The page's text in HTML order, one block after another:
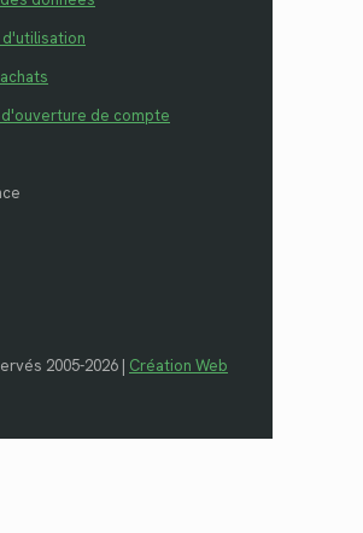
d'ouverture de compte
2005-2026 | Création Web